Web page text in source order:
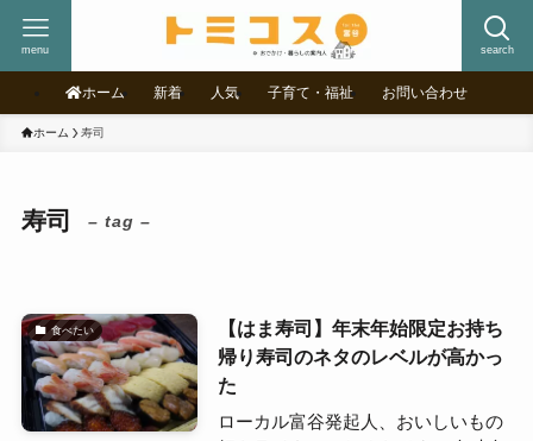
search
menu
ホーム 新着 人気 子育て・福祉 お問い合わせ
ホーム 寿司
寿司 – tag –
食べたい
【はま寿司】年末年始限定お持ち
帰り寿司のネタのレベルが高かっ
た
ローカル富谷発起人、おいしいもの